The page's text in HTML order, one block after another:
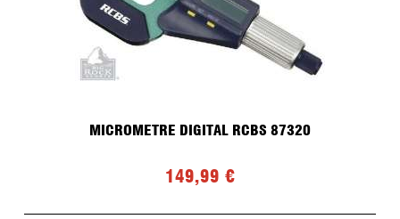
MICROMETRE DIGITAL RCBS 87320
149,99 €